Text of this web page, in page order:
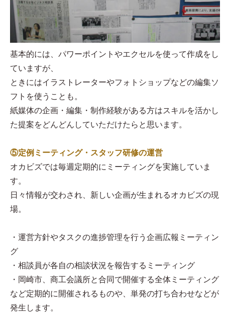
基本的には、パワーポイントやエクセルを使って作成をし
ていますが、
ときにはイラストレーターやフォトショップなどの編集ソ
フトを使うことも。
紙媒体の企画・編集・制作経験がある方はスキルを活かし
た提案をどんどんしていただけたらと思います。
⑤定例ミーティング・スタッフ研修の運営
オカビズでは毎週定期的にミーティングを実施していま
す。
日々情報が交わされ、新しい企画が生まれるオカビズの現
場。
・運営方針やタスクの進捗管理を行う企画広報ミーティン
グ
・相談員が各自の相談状況を報告するミーティング
・岡崎市、商工会議所と合同で開催する全体ミーティング
など定期的に開催されるものや、単発の打ち合わせなどが
発生します。